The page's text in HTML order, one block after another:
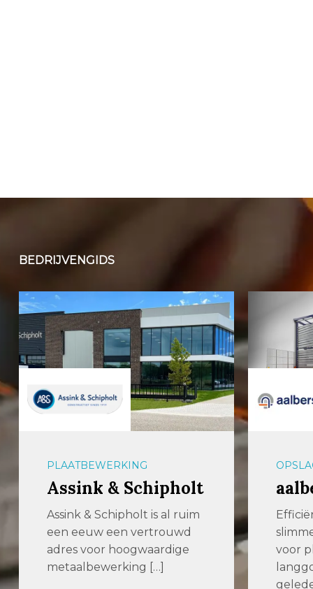
BEDRIJVENGIDS
PLAATBEWERKING
Assink & Schipholt
Assink & Schipholt is al ruim
een eeuw een vertrouwd
adres voor hoogwaardige
metaalbewerking […]
voor